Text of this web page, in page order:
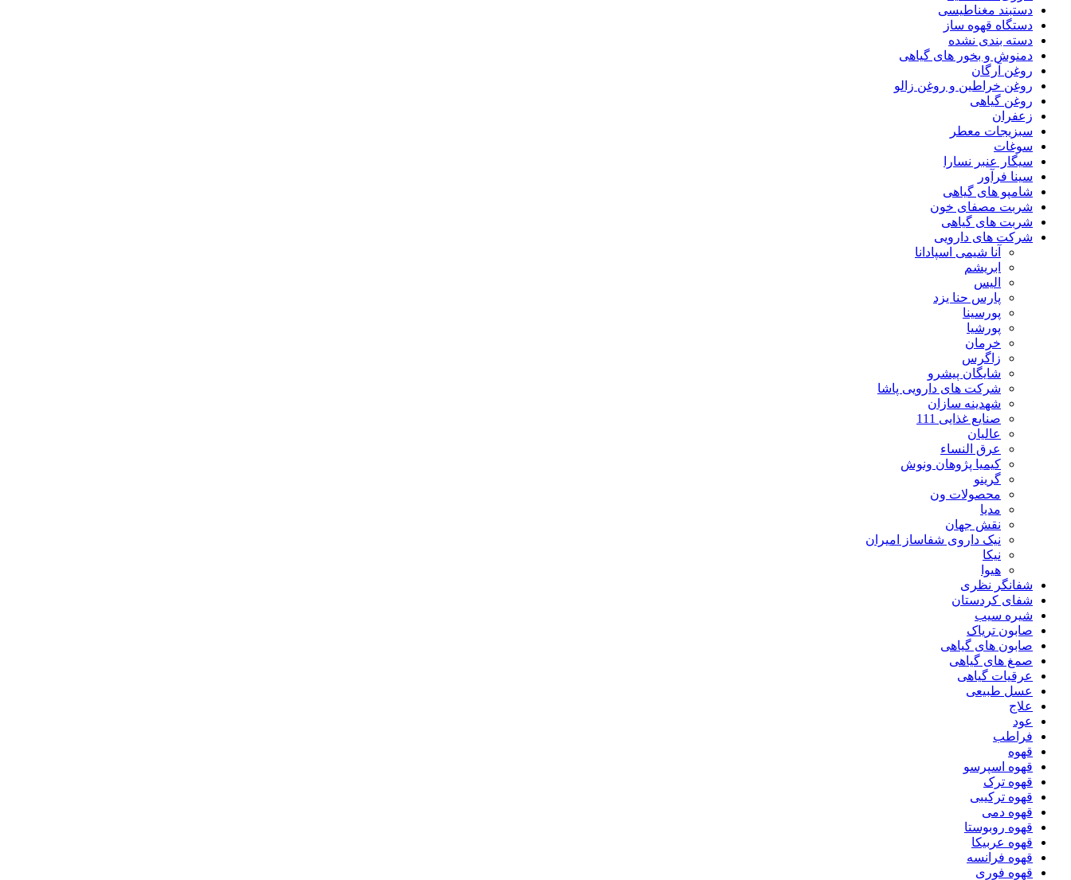
دستبند مغناطیسی
دستگاه قهوه ساز
دسته بندی نشده
دمنوش و بخور های گیاهی
روغن آرگان
روغن خراطین و روغن زالو
روغن گیاهی
زعفران
سبزیجات معطر
سوغات
سیگار عنبر نسارا
سینا فرآور
شامپو های گیاهی
شربت مصفای خون
شربت های گیاهی
شرکت های دارویی
آنا شیمی اسپادانا
ابریشم
الیس
پارس حنا یزد
پورسینا
پورشیا
خرمان
زاگرس
شایگان پیشرو
شرکت های دارویی پاشا
شهدینه سازان
صنایع غذایی 111
عالیان
عرق النساء
کیمیا پژوهان ونوش
گرینو
محصولات ون
مدیا
نقش جهان
نیک داروی شفاساز امیران
نیکا
هیوا
شفانگر نظری
شفای کردستان
شیره سیب
صابون تریاک
صابون های گیاهی
صمغ های گیاهی
عرقیات گیاهی
عسل طبیعی
علاج
عود
فراطب
قهوه
قهوه اسپرسو
قهوه ترک
قهوه ترکیبی
قهوه دمی
قهوه روبوستا
قهوه عربیکا
قهوه فرانسه
قهوه فوری